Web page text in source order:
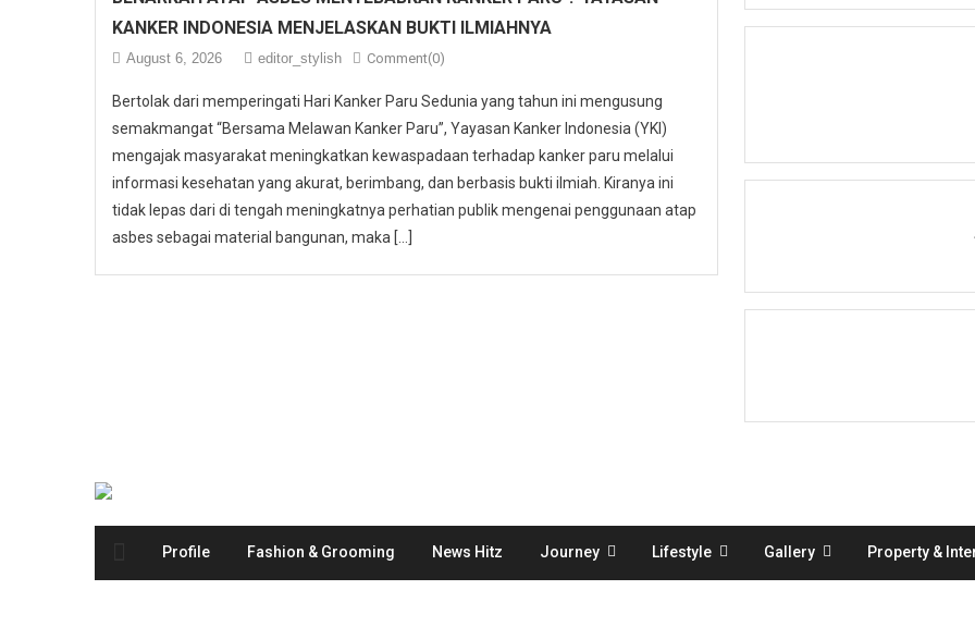
KANKER INDONESIA MENJELASKAN BUKTI ILMIAHNYA
August 6, 2026 editor_stylish Comment(0)
Bertolak dari memperingati Hari Kanker Paru Sedunia yang tahun ini mengusung
semakmangat “Bersama Melawan Kanker Paru”, Yayasan Kanker Indonesia (YKI)
mengajak masyarakat meningkatkan kewaspadaan terhadap kanker paru melalui
informasi kesehatan yang akurat, berimbang, dan berbasis bukti ilmiah. Kiranya ini
tidak lepas dari di tengah meningkatnya perhatian publik mengenai penggunaan atap
asbes sebagai material bangunan, maka […]
Profile Fashion & Grooming News Hitz Journey Lifestyle Gallery Property &